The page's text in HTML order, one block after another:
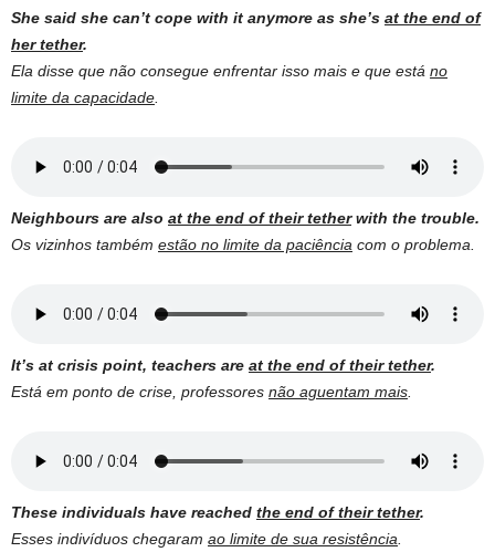
She said she can’t cope with it anymore as she’s at the end of
her tether.
Ela disse que não consegue enfrentar isso mais e que está no
limite da capacidade
Neighbours are also at the end of their tetherwith the trouble.
Os vizinhos também estão no limite da paciência com o problema.
It’s at crisis point, teachers are at the end of their tether.
Está em ponto de crise, professores não aguentam mais
These individuals have reached the end of their tether.
Esses indivíduos chegaram ao limite de sua resistência